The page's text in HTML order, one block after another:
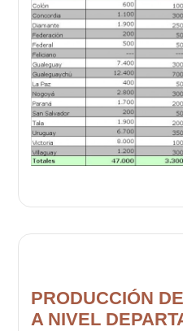
PRODUCCIÓN
A NIVEL